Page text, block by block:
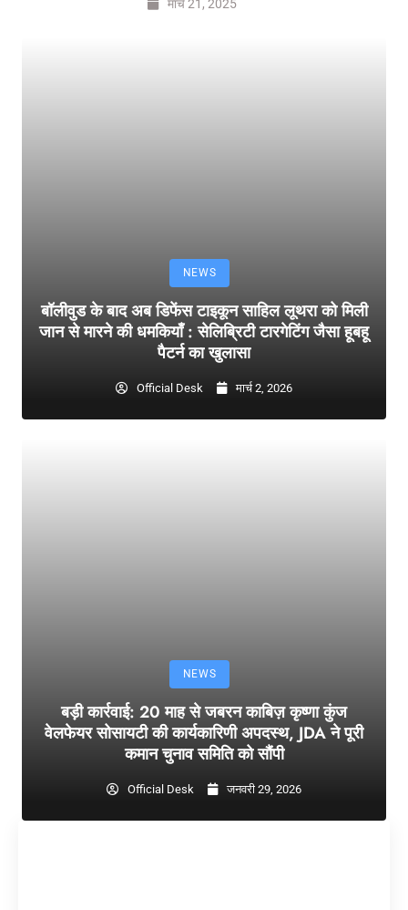
मार्च 21, 2025
NEWS
बॉलीवुड के बाद अब डिफेंस टाइकून साहिल लूथरा को मिली
जान से मारने की धमकियाँ : सेलिब्रिटी टारगेटिंग जैसा हूबहू
पैटर्न का खुलासा
Official Desk मार्च 2, 2026
NEWS
बड़ी कार्रवाई: 20 माह से जबरन काबिज़ कृष्णा कुंज
वेलफेयर सोसायटी की कार्यकारिणी अपदस्थ, JDA ने पूरी
कमान चुनाव समिति को सौंपी
Official Desk जनवरी 29, 2026